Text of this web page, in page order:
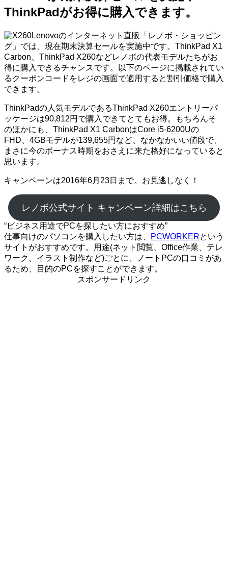
ThinkPadがお得に購入できます。
Lenovoのインターネット直販「レノボ・ショッピン
グ」では、現在期末決算セールを実施中です。ThinkPad X1
Carbon、ThinkPad X260などレノボの代表モデルたちがお
得に購入できるチャンスです。以下のページに掲載されてい
るクーポンコードをレジの画面で適用すると割引価格で購入
できます。
ThinkPadの人気モデルであるThinkPad X260エントリーパ
ッケージは90,812円で購入できてとてもお得。もちろんそ
のほかにも、ThinkPad X1 CarbonはCore i5-6200Uの
FHD、4GBモデルが139,655円など、なかなかいい値段で、
まさに今のボーナス時期をおさえに来た格好になっていると
思います。
キャンペーンは2016年6月23日まで。お見逃しなく！
レノボ公式サイト キャンペーン詳細はこちら
“ビジネス用途でPCを探したい方におすすめ”
仕事向けのパソコンを購入したい方は、
PCWORKERという
サイトがおすすめです。用途(ネット閲覧、Office作業、テレ
ワーク、イラスト制作など)ごとに、ノートPCの口コミがあ
るため、目的のPCを探すことができます。
スポンサードリンク